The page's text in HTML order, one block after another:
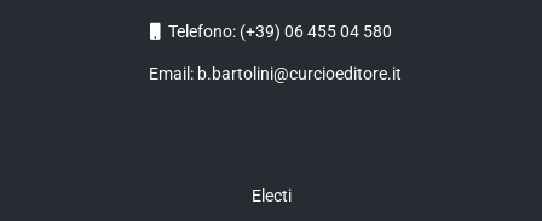
Telefono: (+39) 06 455 04 580
Email: b.bartolini@curcioeditore.it
Electi